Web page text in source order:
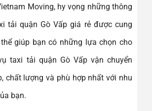
Moving, hy vọng những thông
tải quận Gò Vấp giá rẻ được cung
giúp bạn có những lựa chọn cho
taxi tải quận Gò Vấp vận chuyển
chất lượng và phù hợp nhất với nhu
bạn.